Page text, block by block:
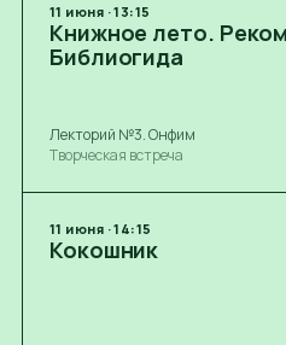
11 июня ·13:15
Книжное лето.
Библиогида
Лекторий №3. Онфим
Творческая встреча
11 июня ·14:15
Кокошник